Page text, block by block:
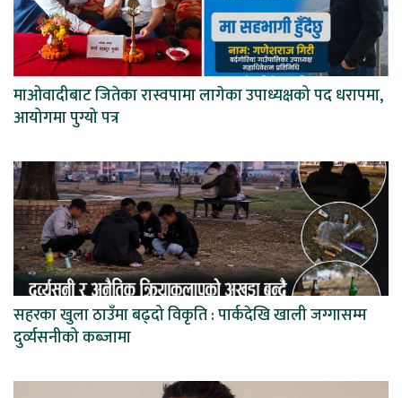
माओवादीबाट जितेका रास्वपामा लागेका उपाध्यक्षको पद धरापमा,
आयोगमा पुग्यो पत्र
सहरका खुला ठाउँमा बढ्दो विकृति : पार्कदेखि खाली जग्गासम्म
दुर्व्यसनीको कब्जामा